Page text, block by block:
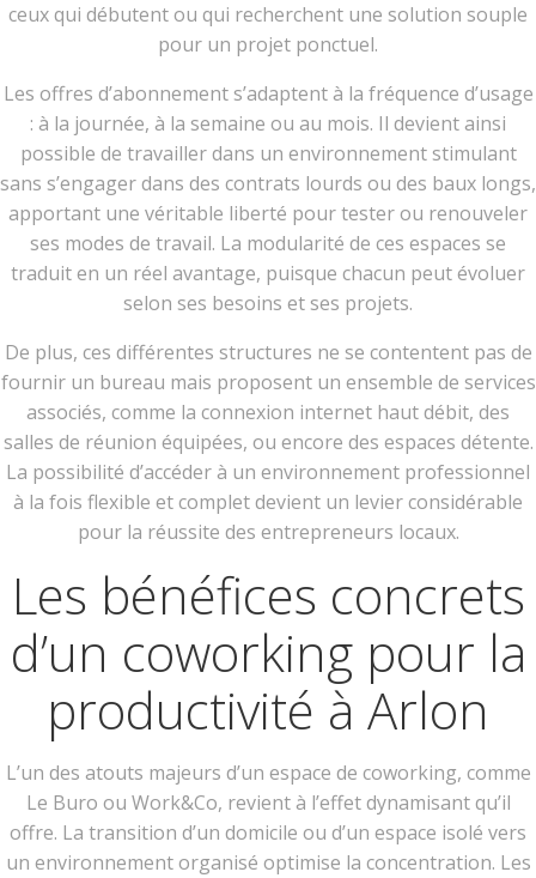
ceux qui débutent ou qui recherchent une solution souple
pour un projet ponctuel.
Les offres d’abonnement s’adaptent à la fréquence d’usage
: à la journée, à la semaine ou au mois. Il devient ainsi
possible de travailler dans un environnement stimulant
sans s’engager dans des contrats lourds ou des baux longs,
apportant une véritable liberté pour tester ou renouveler
ses modes de travail. La modularité de ces espaces se
traduit en un réel avantage, puisque chacun peut évoluer
selon ses besoins et ses projets.
De plus, ces différentes structures ne se contentent pas de
fournir un bureau mais proposent un ensemble de services
associés, comme la connexion internet haut débit, des
salles de réunion équipées, ou encore des espaces détente.
La possibilité d’accéder à un environnement professionnel
à la fois flexible et complet devient un levier considérable
pour la réussite des entrepreneurs locaux.
Les bénéfices concrets
d’un coworking pour la
productivité à Arlon
L’un des atouts majeurs d’un espace de coworking, comme
Le Buro ou Work&Co, revient à l’effet dynamisant qu’il
offre. La transition d’un domicile ou d’un espace isolé vers
un environnement organisé optimise la concentration. Les